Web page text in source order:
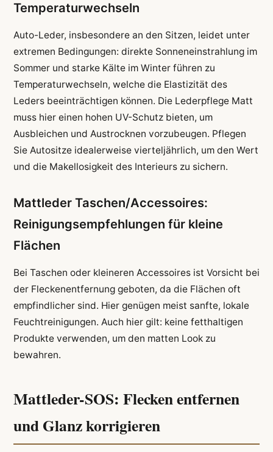
Temperaturwechseln
Auto-Leder, insbesondere an den Sitzen, leidet unter
extremen Bedingungen: direkte Sonneneinstrahlung im
Sommer und starke Kälte im Winter führen zu
Temperaturwechseln, welche die Elastizität des
Leders beeinträchtigen können. Die Lederpflege Matt
muss hier einen hohen UV-Schutz bieten, um
Ausbleichen und Austrocknen vorzubeugen. Pflegen
Sie Autositze idealerweise vierteljährlich, um den Wert
und die Makellosigkeit des Interieurs zu sichern.
Mattleder Taschen/Accessoires:
Reinigungsempfehlungen für kleine
Flächen
Bei Taschen oder kleineren Accessoires ist Vorsicht bei
der Fleckenentfernung geboten, da die Flächen oft
empfindlicher sind. Hier genügen meist sanfte, lokale
Feuchtreinigungen. Auch hier gilt: keine fetthaltigen
Produkte verwenden, um den matten Look zu
bewahren.
Mattleder-SOS: Flecken entfernen
und Glanz korrigieren